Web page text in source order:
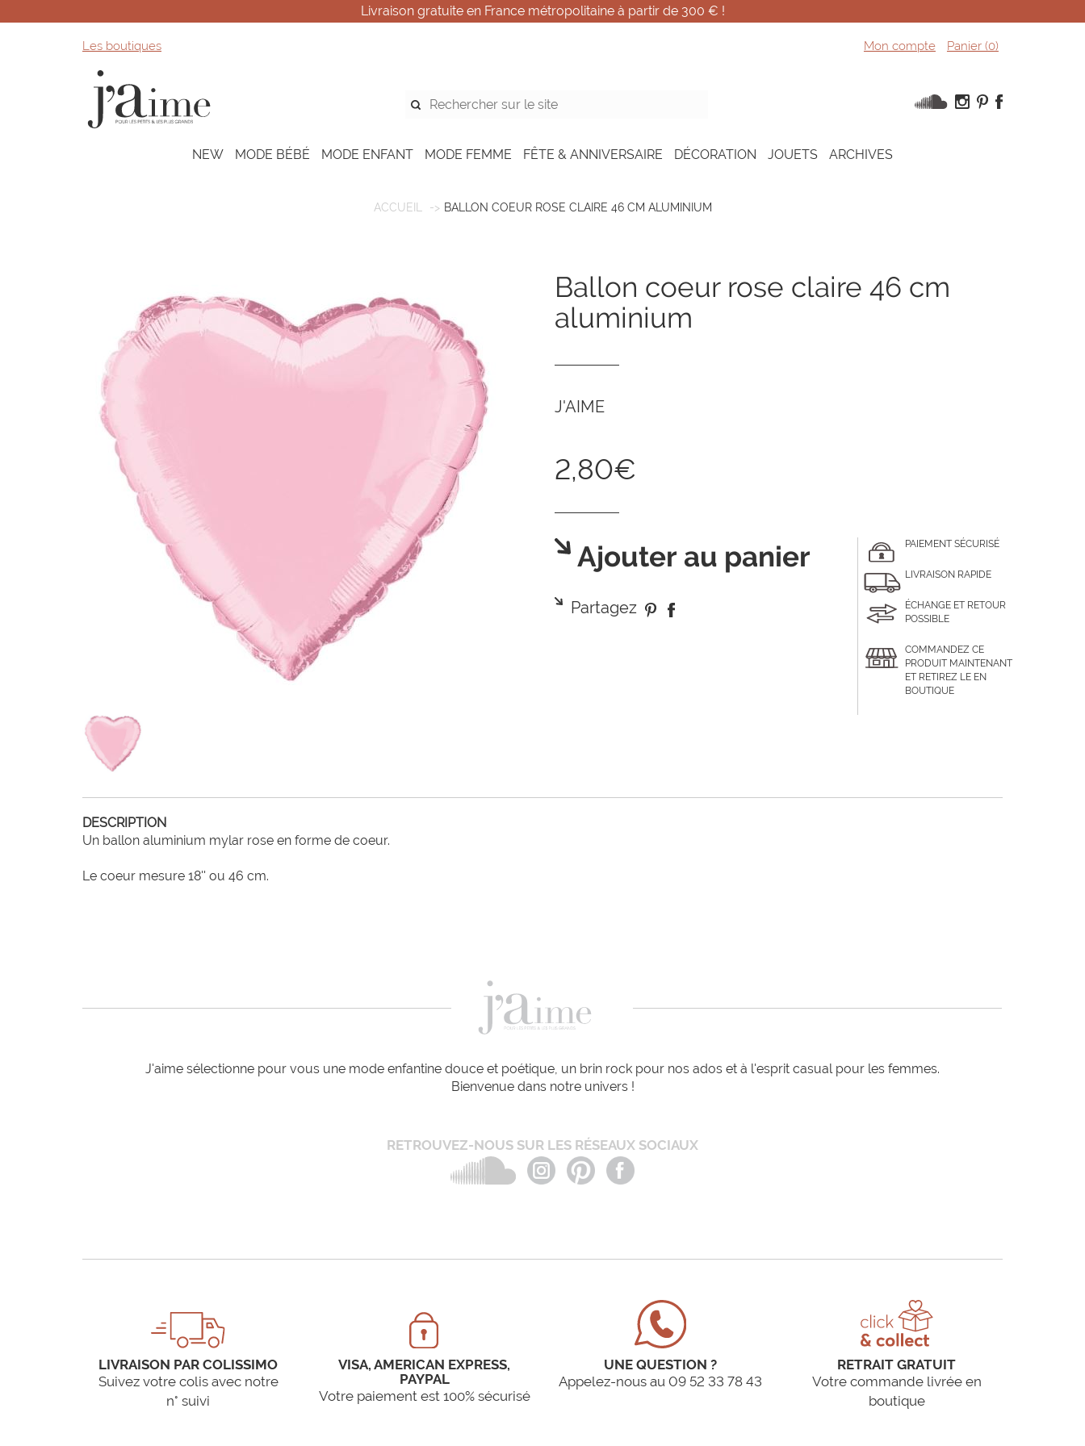
Livraison gratuite en France métropolitaine à partir de 300 € !
Les boutiques Mon compte Panier (0)
NEW MODE BÉBÉ MODE ENFANT MODE FEMME FÊTE & ANNIVERSAIRE DÉCORATION JOUETS ARCHIVES
ACCUEIL BALLON COEUR ROSE CLAIRE 46 CM ALUMINIUM
ballon coeur rose claire 46 cm
aluminium
J'AIME
2,80€
Ajouter au panier
Partagez
PAIEMENT SÉCURISÉ
LIVRAISON RAPIDE
ÉCHANGE ET RETOUR
POSSIBLE
COMMANDEZ CE
PRODUIT MAINTENANT
ET RETIREZ LE EN
BOUTIQUE
DESCRIPTION
Un ballon aluminium mylar rose en forme de coeur.
Le coeur mesure 18'' ou 46 cm.
J'aime sélectionne pour vous une mode enfantine douce et poétique, un brin rock pour nos ados et à l'esprit casual pour les femmes.
Bienvenue dans notre univers !
RETROUVEZ-NOUS SUR LES RÉSEAUX SOCIAUX
LIVRAISON PAR COLISSIMO
Suivez votre colis avec notre
n° suivi
VISA, AMERICAN EXPRESS,
PAYPAL
Votre paiement est 100% sécurisé
UNE QUESTION ?
Appelez-nous au 09 52 33 78 43
RETRAIT GRATUIT
Votre commande livrée en
boutique